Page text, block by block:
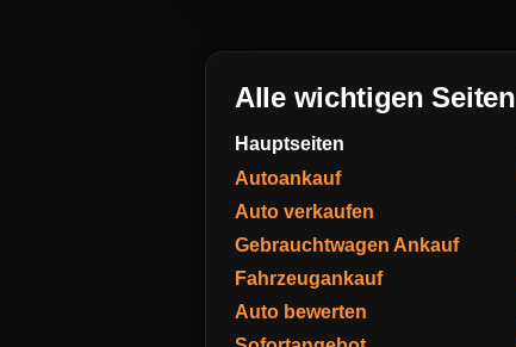
Alle wichtigen Seiten
Hauptseiten
Autoankauf
Auto verkaufen
Gebrauchtwagen Ankauf
Fahrzeugankauf
Auto bewerten